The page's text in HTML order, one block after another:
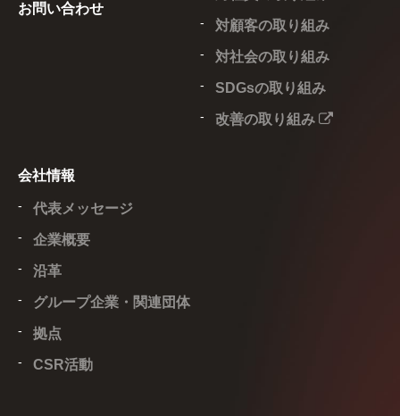
お問い合わせ
対顧客の取り組み
対社会の取り組み
SDGsの取り組み
改善の取り組み
会社情報
代表メッセージ
企業概要
沿革
グループ企業・関連団体
拠点
CSR活動